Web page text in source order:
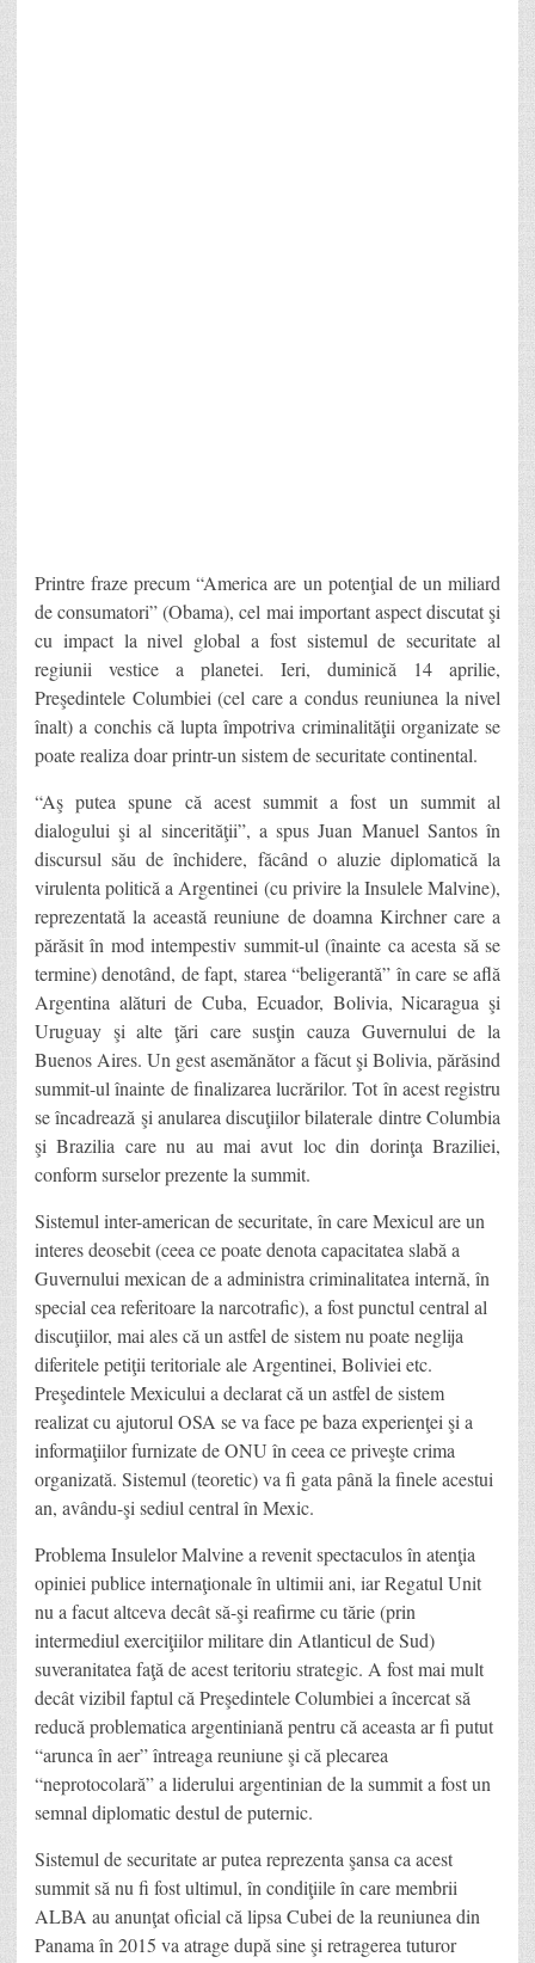
Printre fraze precum “America are un potenţial de un miliard
de consumatori” (Obama), cel mai important aspect discutat şi
cu impact la nivel global a fost sistemul de securitate al
regiunii vestice a planetei. Ieri, duminică 14 aprilie,
Preşedintele Columbiei (cel care a condus reuniunea la nivel
înalt) a conchis că lupta împotriva criminalităţii organizate se
poate realiza doar printr-un sistem de securitate continental.
“Aş putea spune că acest summit a fost un summit al
dialogului şi al sincerităţii”, a spus Juan Manuel Santos în
discursul său de închidere, făcând o aluzie diplomatică la
virulenta politică a Argentinei (cu privire la Insulele Malvine),
reprezentată la această reuniune de doamna Kirchner care a
părăsit în mod intempestiv summit-ul (înainte ca acesta să se
termine) denotând, de fapt, starea “beligerantă” în care se află
Argentina alături de Cuba, Ecuador, Bolivia, Nicaragua şi
Uruguay şi alte ţări care susţin cauza Guvernului de la
Buenos Aires. Un gest asemănător a făcut şi Bolivia, părăsind
summit-ul înainte de finalizarea lucrărilor. Tot în acest registru
se încadrează şi anularea discuţiilor bilaterale dintre Columbia
şi Brazilia care nu au mai avut loc din dorinţa Braziliei,
conform surselor prezente la summit.
Sistemul inter-american de securitate, în care Mexicul are un
interes deosebit (ceea ce poate denota capacitatea slabă a
Guvernului mexican de a administra criminalitatea internă, în
special cea referitoare la narcotrafic), a fost punctul central al
discuţiilor, mai ales că un astfel de sistem nu poate neglija
diferitele petiţii teritoriale ale Argentinei, Boliviei etc.
Preşedintele Mexicului a declarat că un astfel de sistem
realizat cu ajutorul OSA se va face pe baza experienţei şi a
informaţiilor furnizate de ONU în ceea ce priveşte crima
organizată. Sistemul (teoretic) va fi gata până la finele acestui
an, avându-şi sediul central în Mexic.
Problema Insulelor Malvine a revenit spectaculos în atenţia
opiniei publice internaţionale în ultimii ani, iar Regatul Unit
nu a facut altceva decât să-şi reafirme cu tărie (prin
intermediul exerciţiilor militare din Atlanticul de Sud)
suveranitatea faţă de acest teritoriu strategic. A fost mai mult
decât vizibil faptul că Preşedintele Columbiei a încercat să
reducă problematica argentiniană pentru că aceasta ar fi putut
“arunca în aer” întreaga reuniune şi că plecarea
“neprotocolară” a liderului argentinian de la summit a fost un
semnal diplomatic destul de puternic.
Sistemul de securitate ar putea reprezenta şansa ca acest
summit să nu fi fost ultimul, în condiţiile în care membrii
ALBA au anunţat oficial că lipsa Cubei de la reuniunea din
Panama în 2015 va atrage după sine şi retragerea tuturor